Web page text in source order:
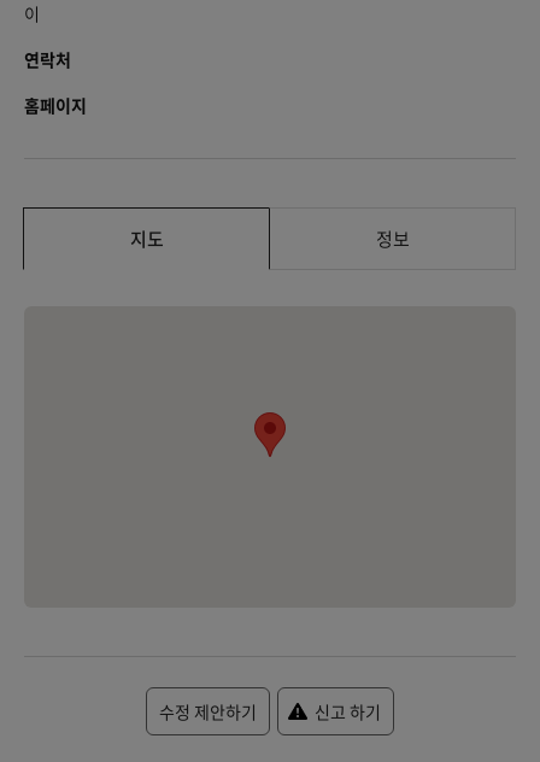
이
연락처
홈페이지
지도 정보
수정 제안하기 신고 하기